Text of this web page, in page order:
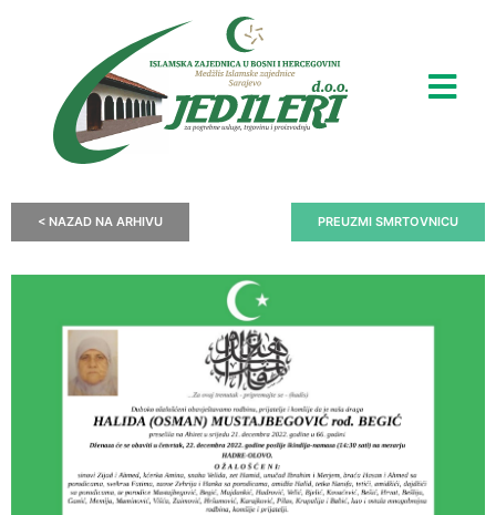
< NAZAD NA ARHIVU PREUZMI SMRTOVNICU